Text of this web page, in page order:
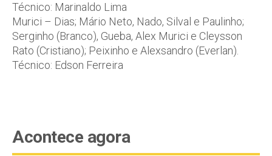
Técnico: Marinaldo Lima
Murici – Dias; Mário Neto, Nado, Silval e Paulinho;
Serginho (Branco), Gueba, Alex Murici e Cleysson
Rato (Cristiano); Peixinho e Alexsandro (Everlan).
Técnico: Edson Ferreira
Acontece agora